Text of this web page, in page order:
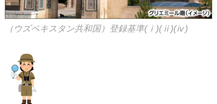
（ウズベキスタン共和国）登録基準(ⅰ)(ⅱ)(ⅳ)